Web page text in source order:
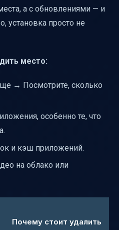
а с обновлениями — и
установка просто не
место:
→ Посмотрите, сколько
особенно те, что
и кэш приложений.
на облако или
Почему стоит удалить